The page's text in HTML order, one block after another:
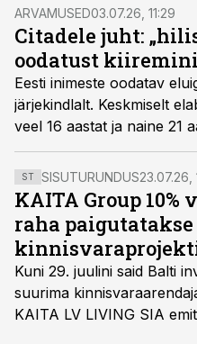
Pank võimaldab
arvelduskontole juba
ARVAMUSED03.07.26, 11:29
Citadele juht:
oodatust kiiremini
Eesti inimeste oodatav
järjekindlalt. Keskmiselt
veel 16 aastat ja naine 21
ette ka 100.
jätkub lisanduvate
ST SISUTURUNDUS23.07.26,
KAITA Group
raha paigutatakse
Kuni 29. juulini said Balti
suurima
KAITA LV LIVING SIA